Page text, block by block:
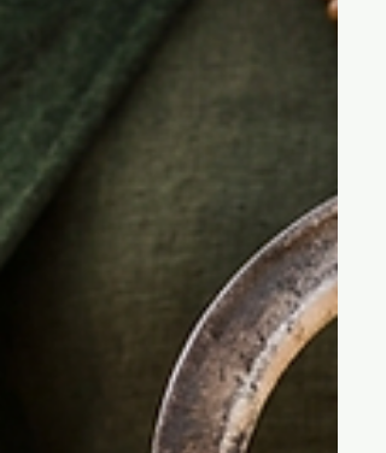
Doch wenn wir heute auf den Begriff
einer unbequemen Wahrheit stellen:
Wir